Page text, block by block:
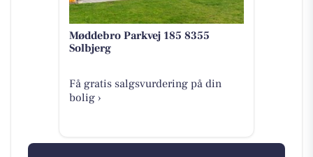
Møddebro Parkvej 185 8355
Solbjerg
Få gratis salgsvurdering på din
bolig ›